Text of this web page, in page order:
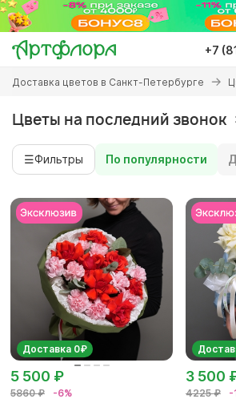
Перейти
основному
содержанию
+7
Вы
здесь
Доставка цветов в Санкт-Петербурге
Цветы на последний звонок
☰Фильтры По популярности
Доставка 0₽
5860 ₽ -6%
5 500 ₽
4225 ₽ -
3 500